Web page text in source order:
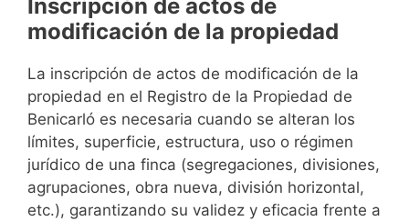
Inscripción de actos de
modificación de la propiedad
La inscripción de actos de modificación de la
propiedad en el Registro de la Propiedad de
Benicarló es necesaria cuando se alteran los
límites, superficie, estructura, uso o régimen
jurídico de una finca (segregaciones, divisiones,
agrupaciones, obra nueva, división horizontal,
etc.), garantizando su validez y eficacia frente a